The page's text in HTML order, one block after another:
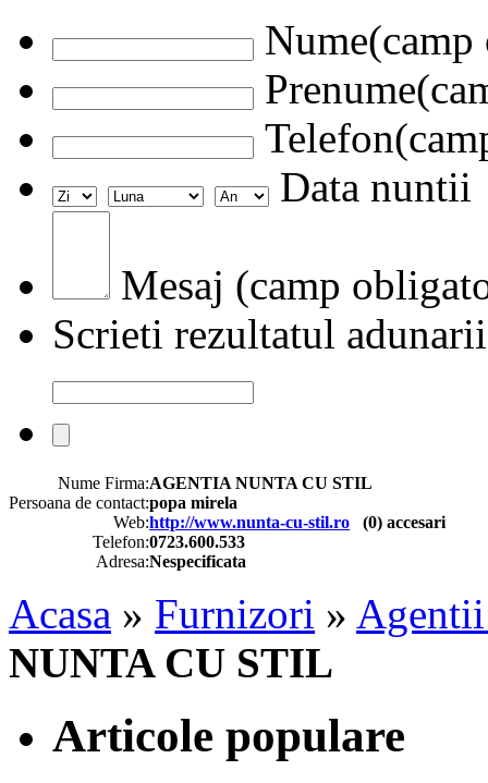
Data nuntii
Mesaj (camp
Scrieti rezultatul adunarii
Nume Firma:AGENTIA NUNTA CU STIL
Persoana de contact:popa mirela
Web:http://www.nunta-cu-stil.ro (0) accesari
Telefon:0723.600.533
Adresa:Nespecificata
Acasa » Furnizori »
NUNTA CU STIL
Articole populare